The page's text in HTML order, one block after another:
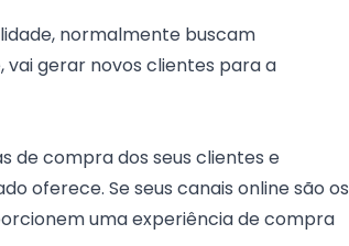
normalmente buscam
gerar novos clientes para a
de compra dos seus clientes e
oferece. Se seus canais online são os
umaexperiência de compra